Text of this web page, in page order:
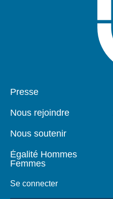
Pied
Presse
Nous rejoindre
Nous soutenir
Égalité Hommes
Femmes
Se connecter